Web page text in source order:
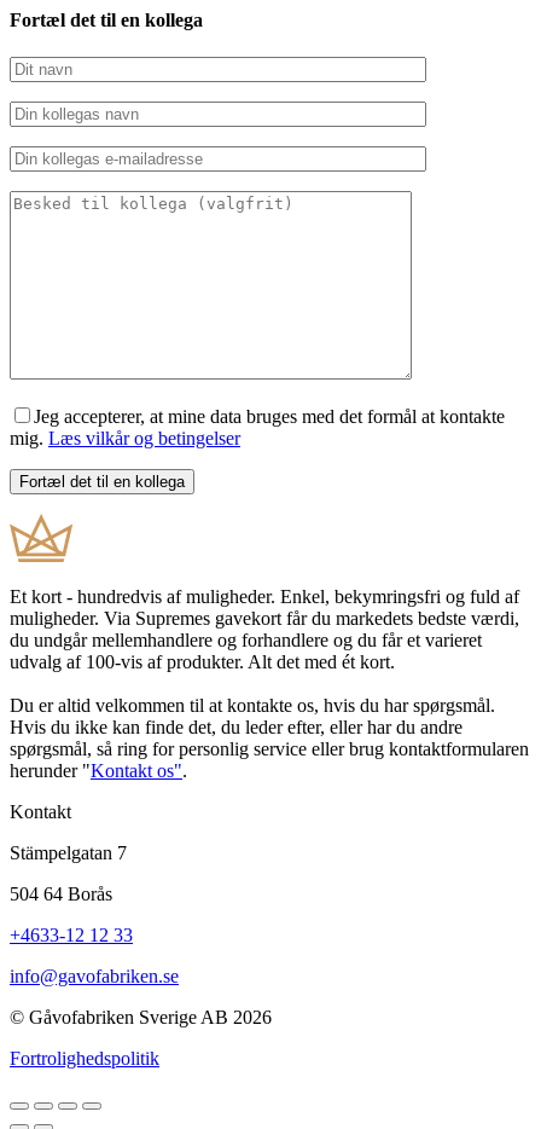
Fortæl det til en kollega
Jeg accepterer, at mine data bruges med det formål at kontakte
mig. Læs vilkår og betingelser
Et kort - hundredvis af muligheder. Enkel, bekymringsfri og fuld af
muligheder. Via Supremes gavekort får du markedets bedste værdi,
du undgår mellemhandlere og forhandlere og du får et varieret
udvalg af 100-vis af produkter. Alt det med ét kort.
Du er altid velkommen til at kontakte os, hvis du har spørgsmål.
Hvis du ikke kan finde det, du leder efter, eller har du andre
spørgsmål, så ring for personlig service eller brug kontaktformularen
herunder "Kontakt os".
Kontakt
Stämpelgatan 7
504 64 Borås
+4633-12 12 33
info@gavofabriken.se
© Gåvofabriken Sverige AB 2026
Fortrolighedspolitik